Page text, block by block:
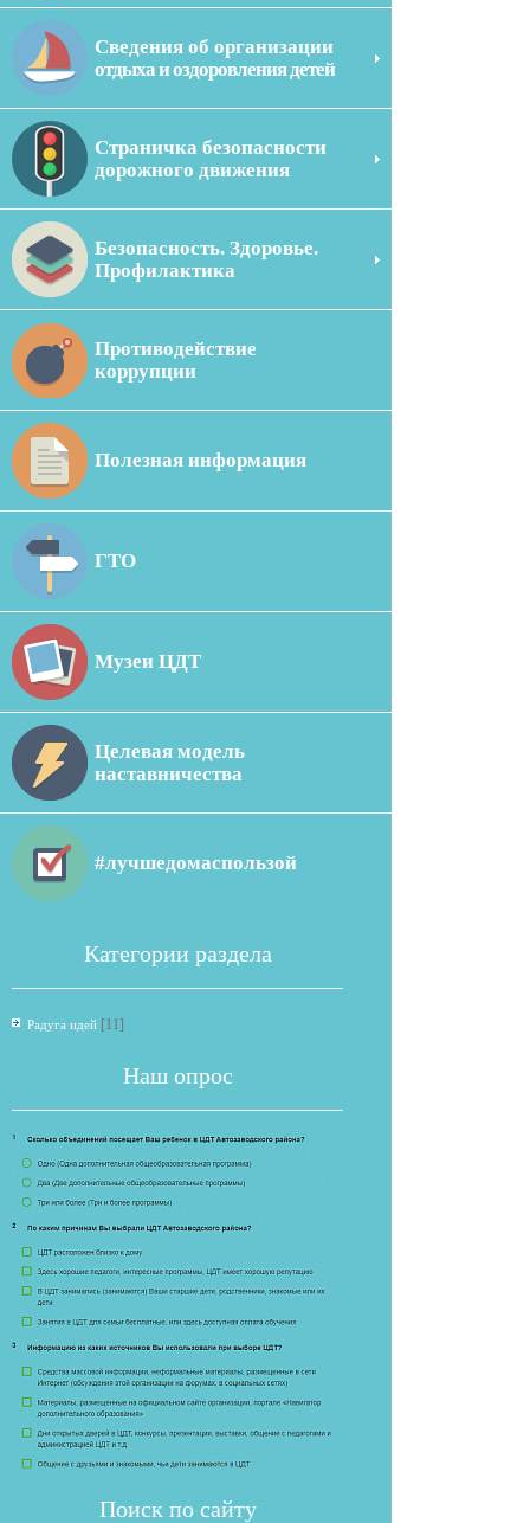
Сведения об организации
отдыха и оздоровления детей
Страничка безопасности
дорожного движения
Безопасность. Здоровье.
Профилактика
Противодействие
коррупции
Полезная информация
ГТО
Музеи ЦДТ
Целевая модель
наставничества
#лучшедомаспользой
Категории раздела
Радуга идей [11]
Наш опрос
Поиск по сайту